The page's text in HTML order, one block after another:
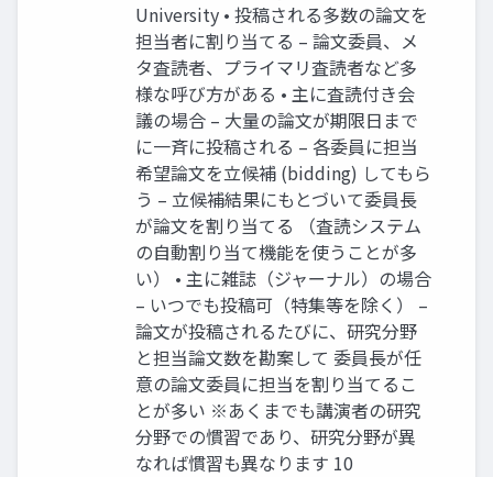
University • 投稿される多数の論文を
担当者に割り当てる – 論文委員、メ
タ査読者、プライマリ査読者など多
様な呼び方がある • 主に査読付き会
議の場合 – 大量の論文が期限日まで
に一斉に投稿される – 各委員に担当
希望論文を立候補 (bidding) してもら
う – 立候補結果にもとづいて委員長
が論文を割り当てる （査読システム
の自動割り当て機能を使うことが多
い） • 主に雑誌（ジャーナル）の場合
– いつでも投稿可（特集等を除く） –
論文が投稿されるたびに、研究分野
と担当論文数を勘案して 委員長が任
意の論文委員に担当を割り当てるこ
とが多い ※あくまでも講演者の研究
分野での慣習であり、研究分野が異
なれば慣習も異なります 10